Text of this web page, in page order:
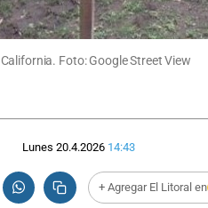
Foto: Google Street View
Lunes 20.4.2026 14:43
+ Agregar El Litoral en